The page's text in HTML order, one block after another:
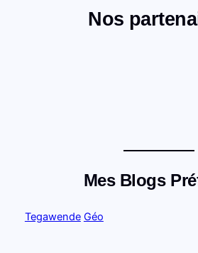
Nos
Mes Blogs
Tegawende Géo